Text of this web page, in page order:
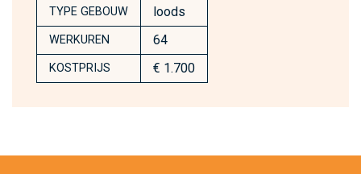
TYPE GEBOUW loods
WERKUREN 64
KOSTPRIJS € 1.700